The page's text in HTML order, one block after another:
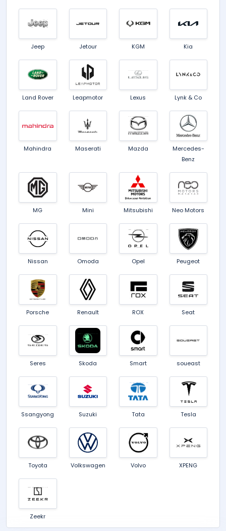
Jeep Jetour KGM Kia
Land Rover Leapmotor Lexus Lynk & Co
Mahindra Maserati Mazda
Mercedes-
Benz
MG Mini Mitsubishi Neo Motors
Nissan Omoda Opel Peugeot
Porsche Renault ROX Seat
Seres Skoda Smart soueast
Ssangyong Suzuki Tata Tesla
Toyota Volkswagen Volvo XPENG
Zeekr